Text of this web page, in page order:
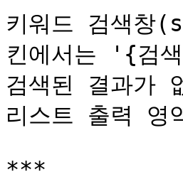
키워드 검색창
킨에서는 '{검
검색된 결과가
리스트 출력 영
***